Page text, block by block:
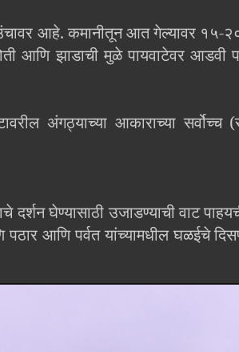
आहे. कमानीतून आत गेल्यावर १५-
आणि झाडाची मुळे पायवाटेवर आडवी
अंगठ्याच्या आकाराच्या
दर्शन घेण्यासाठी उजाडण्याची वाट
आणि पर्वत यांच्यामधील घळईचे